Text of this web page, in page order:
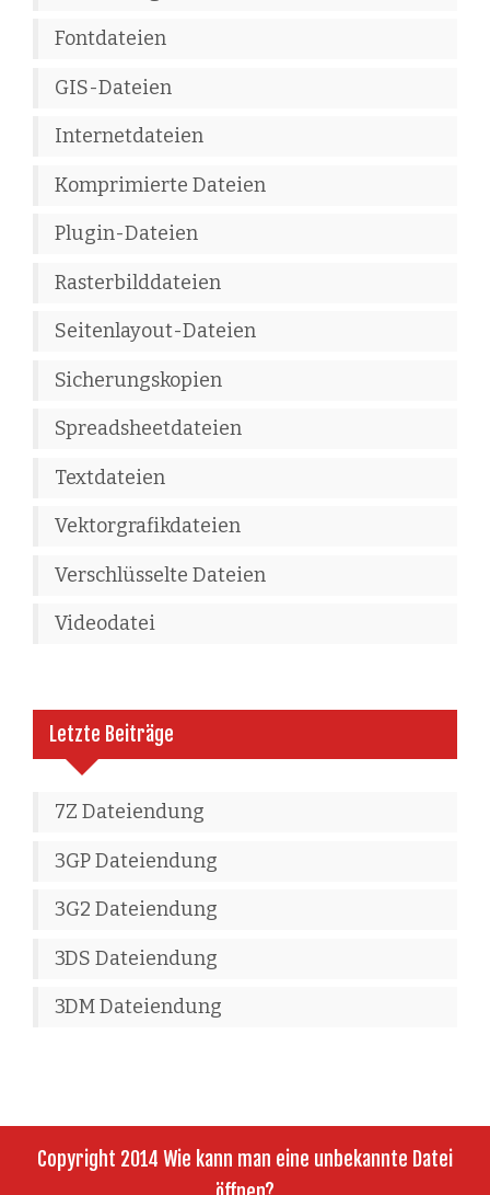
Fontdateien
GIS-Dateien
Internetdateien
Komprimierte Dateien
Plugin-Dateien
Rasterbilddateien
Seitenlayout-Dateien
Sicherungskopien
Spreadsheetdateien
Textdateien
Vektorgrafikdateien
Verschlüsselte Dateien
Videodatei
Letzte Beiträge
7Z Dateiendung
3GP Dateiendung
3G2 Dateiendung
3DS Dateiendung
3DM Dateiendung
Copyright 2014 Wie kann man eine unbekannte Datei